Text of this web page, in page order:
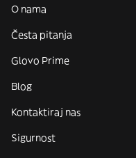
O nama
Česta pitanja
Glovo Prime
Blog
Kontaktiraj nas
Sigurnost